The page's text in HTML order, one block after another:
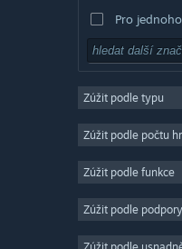
Pro
Simulátory
Strategické
2D
Free to play
Zúžit podle typu
Zúžit podle počtu
Zúžit podle funkce
Zúžit podle